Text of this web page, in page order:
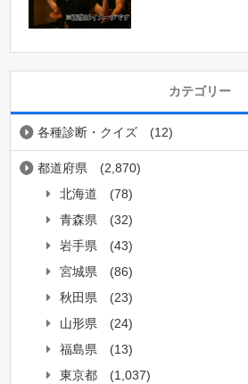
カテゴリー
各種診断・クイズ (12)
都道府県
(2,870)
北海道
(78)
青森県
(32)
岩手県
(43)
宮城県
(86)
秋田県
(23)
山形県
(24)
福島県
(13)
東京都
(1,037)